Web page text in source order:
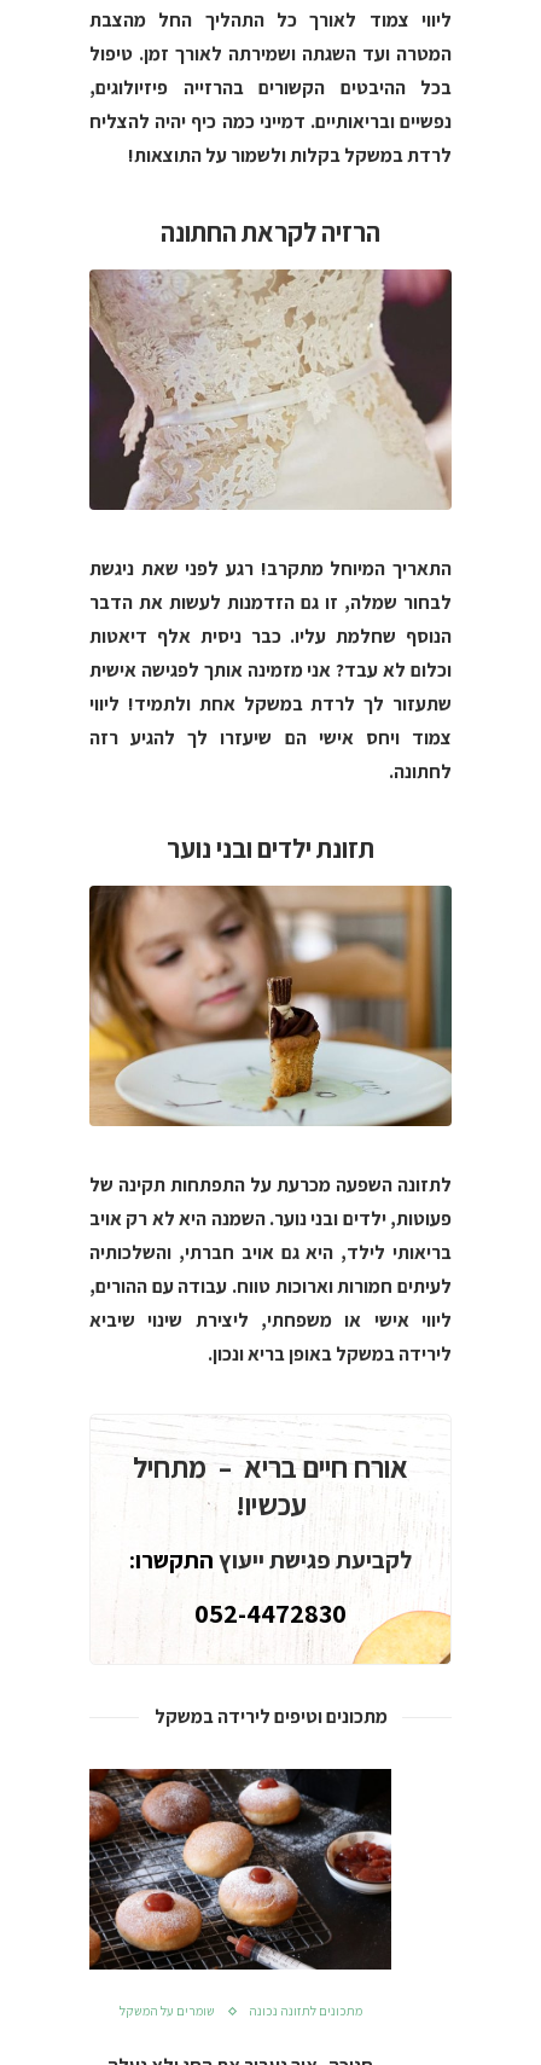
ליווי צמוד לאורך כל התהליך החל מהצבת
המטרה ועד השגתה ושמירתה לאורך זמן. טיפול
בכל ההיבטים הקשורים בהרזייה פיזיולוגים,
נפשיים ובריאותיים. דמייני כמה כיף יהיה להצליח
לרדת במשקל בקלות ולשמור על התוצאות!
הרזיה לקראת החתונה
התאריך המיוחל מתקרב! רגע לפני שאת ניגשת
לבחור שמלה, זו גם הזדמנות לעשות את הדבר
הנוסף שחלמת עליו. כבר ניסית אלף דיאטות
וכלום לא עבד? אני מזמינה אותך לפגישה אישית
שתעזור לך לרדת במשקל אחת ולתמיד! ליווי
צמוד ויחס אישי הם שיעזרו לך להגיע רזה
לחתונה.
תזונת ילדים ובני נוער
לתזונה השפעה מכרעת על התפתחות תקינה של
פעוטות, ילדים ובני נוער. השמנה היא לא רק אויב
בריאותי לילד, היא גם אויב חברתי, והשלכותיה
לעיתים חמורות וארוכות טווח. עבודה עם ההורים,
ליווי אישי או משפחתי, ליצירת שינוי שיביא
לירידה במשקל באופן בריא ונכון.
אורח חיים בריא – מתחיל
עכשיו!
לקביעת פגישת ייעוץהתקשרו:
052-4472830
מתכונים וטיפים לירידה במשקל
מתכונים לתזונה נכונה שומרים על המשקל